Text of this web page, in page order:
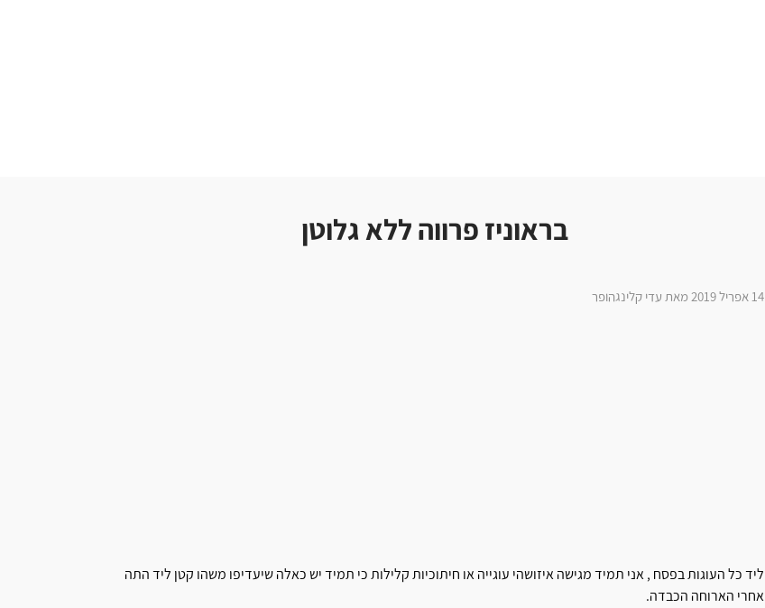
בראוניז פרווה ללא גלוטן
14 אפריל 2019 מאת עדי קלינגהופר
ליד כל העוגות בפסח , אני תמיד מגישה איזושהי עוגייה או חיתוכיות קלילות כי תמיד יש כאלה שיעדיפו משהו קטן ליד התה
אחרי הארוחה הכבדה.